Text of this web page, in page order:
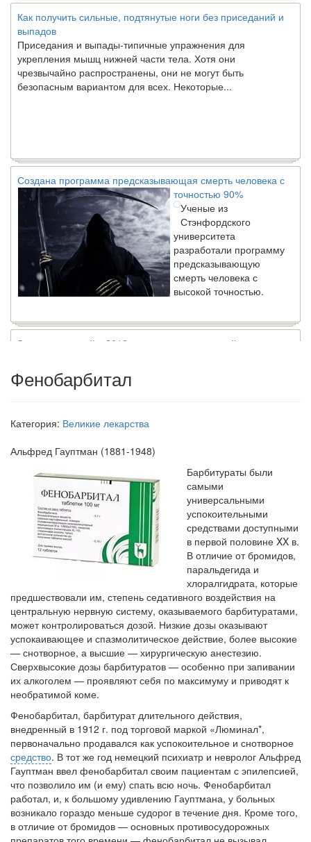
Как получить сильные, подтянутые ноги без приседаний и
выпадов
Приседания и выпады-типичные упражнения для
укрепления мышц нижней части тела. Хотя они
чрезвычайно распространены, они не могут быть
безопасным вариантом для всех. Некоторые...
Создана программа предсказывающая смерть человека с
точностью 90%
Ученые из
Стэнфордского
университета
разработали программу
предсказывающую
смерть человека с
высокой точностью.
Зарплата врачей в 2018 году превысит средний доход
встрече с журналистами ведущих...
Местная анестезия развивает кардиотоксичность
Федеральная служба по
надзору в сфере
здравоохранения озвучила
тревожную статистику. Она
касаются увеличения риска
острой кардиотоксичности и
роста сопутствующих
осложнений от...
Закон о праве родителей находиться с детьми в
реанимации внесен в Госдуму
законопроект внесен в
палату на
рассмотрение. Суть его
заключается в
нахождении одного из
родителей в
больничной палате
бесплатно, в течении всего срока лечения...
Фенобарбитал
Категория: Великие лекарства
Альфред Гауптман (1881-1948)
Барбитураты были
самыми
универсальными
успокоительными
средствами доступными
в первой половине XX в.
В отличие от бромидов,
паральдегида и
хлоралгидрата, которые
предшествовали им, степень седативного воздей­ствия на
центральную нервную систему, оказываемого барбитуратами,
может контролироваться дозой. Низкие дозы оказывают
успокаивающее и спазмо­литическое действие, более высокие
— снотворное, а высшие — хирургическую анестезию.
Сверхвысокие дозы барбитуратов — особенно при запивании
их алкоголем — проявляют себя по максимуму и приводят к
необратимой коме.
Фенобарбитал, барбитурат длительного действия,
внедренный в 1912 г. под торговой маркой «Люминал*,
первоначально продавался как успокоительное и снотворное
средство. В тот же год немецкий психиатр и невролог Альфред
Гауптман ввел фенобарбитал своим пациентам с эпилепсией,
что позволило им (и ему) спать всю ночь. Фенобарбитал
работал, и, к большому удивлению Гауптмана, у больных
возникало гораздо меньше судорог в течение дня. Кро­ме того,
в отличие от бромидов — основных противосудорожных